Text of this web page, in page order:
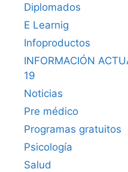
Diplomados
E Learnig
Infoproductos
INFORMACIÓN
19
Noticias
Pre médico
Programas gratuitos
Psicología
Salud